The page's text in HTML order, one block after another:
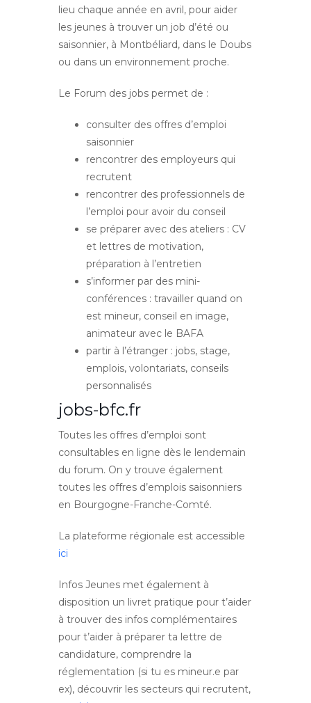
lieu chaque année en avril, pour aider
les jeunes à trouver un job d’été ou
saisonnier, à Montbéliard, dans le Doubs
ou dans un environnement proche.
Le Forum des jobs permet de :
consulter des offres d’emploi
saisonnier
rencontrer des employeurs qui
recrutent
rencontrer des professionnels de
l’emploi pour avoir du conseil
se préparer avec des ateliers : CV
et lettres de motivation,
préparation à l’entretien
s’informer par des mini-
conférences : travailler quand on
est mineur, conseil en image,
animateur avec le BAFA
partir à l’étranger : jobs, stage,
emplois, volontariats, conseils
personnalisés
jobs-bfc.fr
Toutes les offres d’emploi sont
consultables en ligne dès le lendemain
du forum. On y trouve également
toutes les offres d’emplois saisonniers
en Bourgogne-Franche-Comté.
La plateforme régionale est accessible
ici
Infos Jeunes met également à
disposition un livret pratique pour t’aider
à trouver des infos complémentaires
pour t’aider à préparer ta lettre de
candidature, comprendre la
réglementation (si tu es mineur.e par
ex), découvrir les secteurs qui recrutent,